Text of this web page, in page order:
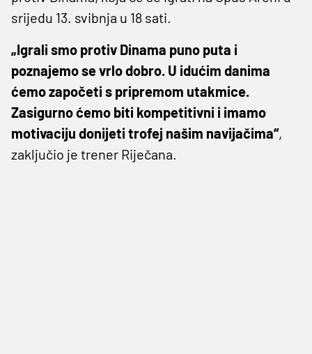
srijedu 13. svibnja u 18 sati.
„Igrali smo protiv Dinama puno puta i
poznajemo se vrlo dobro. U idućim danima
ćemo započeti s pripremom utakmice.
Zasigurno ćemo biti kompetitivni i imamo
motivaciju donijeti trofej našim navijačima“,
zaključio je trener Riječana.